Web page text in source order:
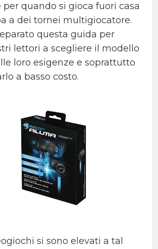
per quando si gioca fuori casa
a dei tornei multigiocatore.
questa guida per
lettori a scegliere il modello
loro esigenze e soprattutto
a basso costo.
si sono elevati a tal